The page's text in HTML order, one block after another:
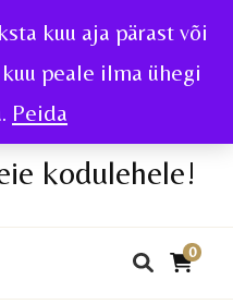
kuu aja pärast või
peale ilma ühegi
Peida
kodulehele!
0